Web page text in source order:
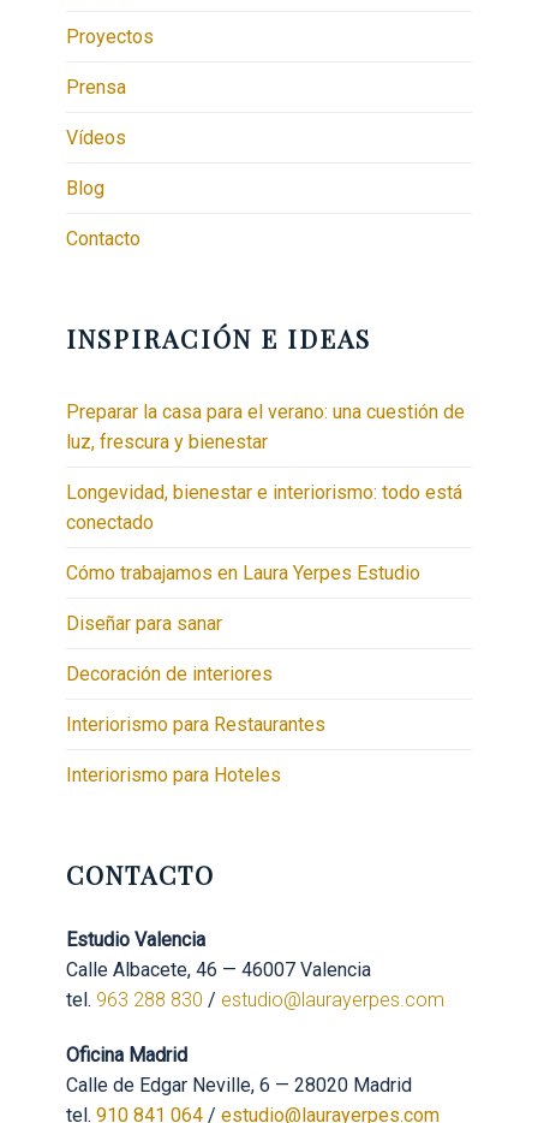
Proyectos
Prensa
Vídeos
Blog
Contacto
INSPIRACIÓN E IDEAS
Preparar la casa para el verano: una cuestión de
luz, frescura y bienestar
Longevidad, bienestar e interiorismo: todo está
conectado
Cómo trabajamos en Laura Yerpes Estudio
Diseñar para sanar
Decoración de interiores
Interiorismo para Restaurantes
Interiorismo para Hoteles
CONTACTO
Estudio Valencia
Calle Albacete, 46 — 46007 Valencia
tel. 963 288 830 / estudio@laurayerpes.com
Oficina Madrid
Calle de Edgar Neville, 6 — 28020 Madrid
tel. 910 841 064/ estudio@laurayerpes.com